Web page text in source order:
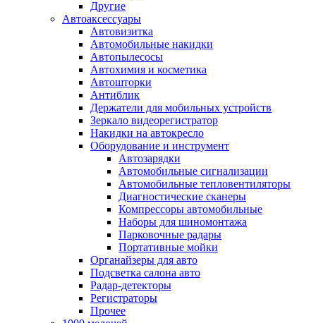
Другие
Автоаксессуары
Автовизитка
Автомобильные накидки
Автопылесосы
Автохимия и косметика
Автошторки
Антиблик
Держатели для мобильных устройств
Зеркало видеорегистратор
Накидки на автокресло
Оборудование и инструмент
Автозарядки
Автомобильные сигнализации
Автомобильные тепловентиляторы
Диагностические сканеры
Компрессоры автомобильные
Наборы для шиномонтажа
Парковочные радары
Портативные мойки
Органайзеры для авто
Подсветка салона авто
Радар-детекторы
Регистраторы
Прочее